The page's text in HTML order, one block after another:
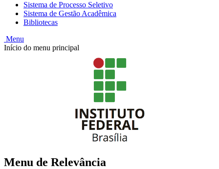
Sistema de Processo Seletivo
Sistema de Gestão Acadêmica
Bibliotecas
Menu
Início do menu principal
Menu de Relevância